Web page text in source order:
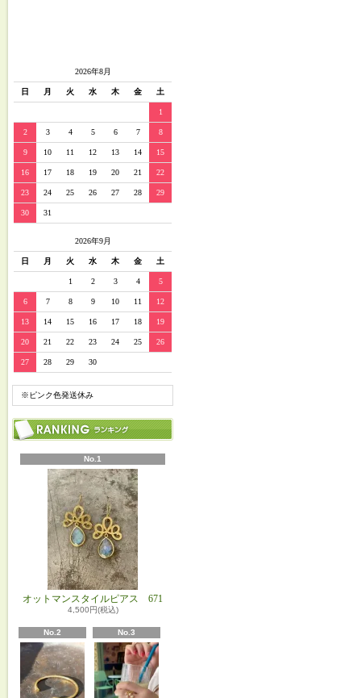
2026年8月
日 月 火 水 木 金 土
1
2 3 4 5 6 7 8
9 10 11 12 13 14 15
16 17 18 19 20 21 22
23 24 25 26 27 28 29
30 31
2026年9月
日 月 火 水 木 金 土
1 2 3 4 5
6 7 8 9 10 11 12
13 14 15 16 17 18 19
20 21 22 23 24 25 26
27 28 29 30
※ピンク色発送休み
No.1
オットマンスタイルピアス 671
4,500円(税込)
No.2 No.3